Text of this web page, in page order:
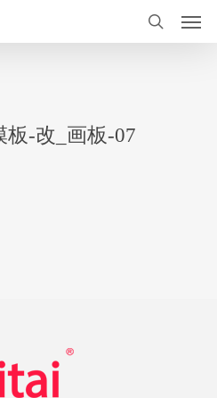
搜索
板-改_画板-07